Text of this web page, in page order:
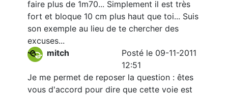
faire plus de 1m70... Simplement il est très
fort et bloque 10 cm plus haut que toi... Suis
son exemple au lieu de te chercher des
excuses...
mitch
Posté le 09-11-2011
12:51
Je me permet de reposer la question : êtes
vous d'accord pour dire que cette voie est